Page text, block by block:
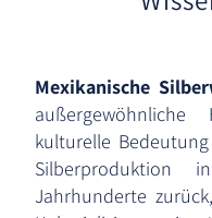
Mexikanische
kulturelle
Silberproduktion
Jahrhunderte